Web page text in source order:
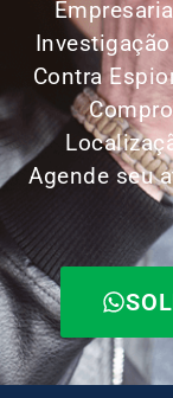
Contra
Agende seu